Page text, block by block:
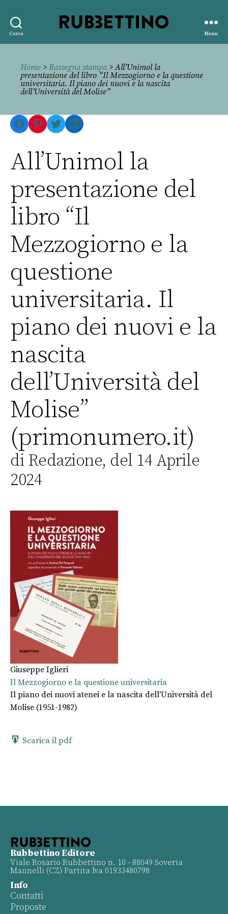
Cerca
editore
Menu
Home > Rassegna stampa> All’Unimol la
presentazione del libro “Il Mezzogiorno e la questione
universitaria. Il piano dei nuovi e la nascita
dell’Università del Molise”
Facebook
Pinterest
TwitterLinkedIn
All’Unimol la
presentazione del
libro “Il
Mezzogiorno e la
questione
universitaria. Il
piano dei nuovi e la
nascita
dell’Università del
Molise”
(primonumero.it)
di Redazione, del 14 Aprile
2024
Giuseppe Iglieri
Il Mezzogiorno e la questione universitaria
Il piano dei nuovi atenei e la nascita dell'Università del
Molise (1951-1982)
Scarica il pdf
Rubbettino Editore
Viale Rosario Rubbettino n. 10 - 88049 Soveria
Mannelli (CZ) Partita Iva 01933480798
Info
Contatti
Proposte